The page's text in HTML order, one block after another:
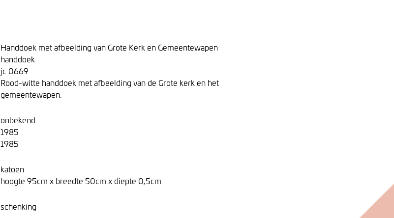
Handdoek met afbeelding van Grote Kerk en Gemeentewapen
handdoek
jc 0669
Rood-witte handdoek met afbeelding van de Grote kerk en het
gemeentewapen.
onbekend
1985
1985
katoen
hoogte 95cm x breedte 50cm x diepte 0,5cm
schenking